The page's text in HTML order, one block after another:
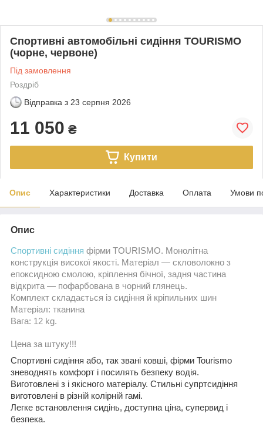
Спортивні автомобільні сидіння TOURISMO
(чорне, червоне)
Під замовлення
Роздріб
Відправка з 23 серпня 2026
11 050 ₴
Купити
Опис Характеристики Доставка Оплата Умови
Опис
Спортивні сидіння фірми TOURISMO. Монолітна
конструкція високої якості. Матеріал — скловолокно з
епоксидною смолою, кріплення бічної, задня частина
відкрита — пофарбована в чорний глянець.
Комплект складається із сидіння й кріпильних шин
Матеріал: тканина
Вага: 12 kg.
Цена за штуку!!!
Спортивні сидіння або, так звані ковші, фірми Tourismo
зневоднять комфорт і посилять безпеку водія.
Виготовлені з і якісного матеріалу. Стильні супртсидіння
виготовлені в різній колірній гамі.
Легке встановлення сидінь, доступна ціна, супервид і
безпека.